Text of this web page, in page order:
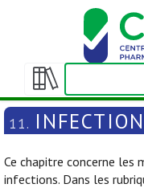
Afficher/masquer
la
table
matières
11.
Ce chapitre concerne les
infections. Dans les